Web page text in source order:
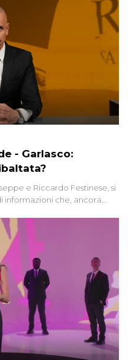
- Garlasco:
e Riccardo Festinese, si
informazioni che, ancora
Lo speciale ricostruisce la
errori, dettagli
che sembra non avere